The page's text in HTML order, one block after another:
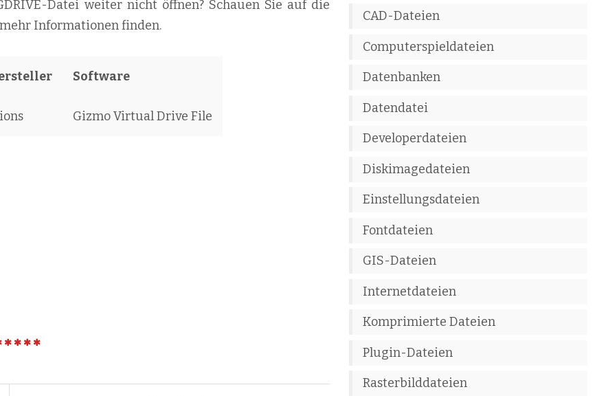
Datei weiter nicht öffnen? Schauen Sie auf die
mehr Informationen finden.
Software
Gizmo Virtual Drive File
CAD-Dateien
Computerspieldateien
Datenbanken
Datendatei
Developerdateien
Diskimagedateien
Einstellungsdateien
Fontdateien
GIS-Dateien
Internetdateien
Komprimierte Dateien
Plugin-Dateien
Rasterbilddateien